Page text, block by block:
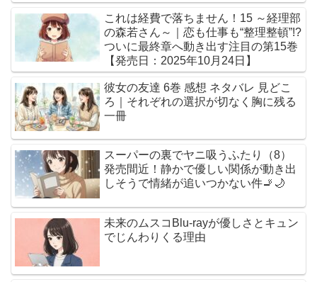
これは経費で落ちません！15 ～経理部
の森若さん～｜恋も仕事も“整理整頓”!?
ついに最終章へ動き出す注目の第15巻
【発売日：2025年10月24日】
彼女の友達 6巻 感想 ネタバレ 見どこ
ろ｜それぞれの選択が切なく胸に残る
一冊
スーパーの裏でヤニ吸うふたり（8）
発売間近！静かで優しい関係が動き出
しそうで情緒が追いつかない件🚬🌙
未来のムスコBlu-rayが優しさとキュン
でじんわりくる理由